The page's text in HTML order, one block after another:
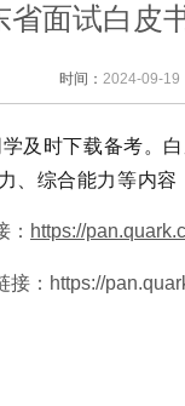
面试白皮
时间： 2024-09-19
及时下载备考。
、综合能力等内容
https://
： https://